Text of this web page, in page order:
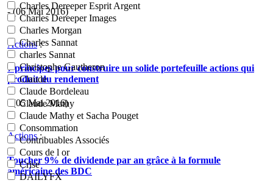
Charles Dereeper Esprit Argent
Charles Dereeper Images
Charles Morgan
Charles Sannat
charles Sannat
Christophe Gautheron
Claude
Claude Bordeleau
Claude Mathy
Claude Mathy et Sacha Pouget
Consommation
Contribuables Associés
Cours de l or
Crise
DAILYFX
- (06 Mai 2016)
Actions:
7 principes pour construire un solide portefeuille actions qui
produit du rendement
- (05 Mai 2016)
Actions:
Toucher 9% de dividende par an grâce à la formule
américaine des BDC